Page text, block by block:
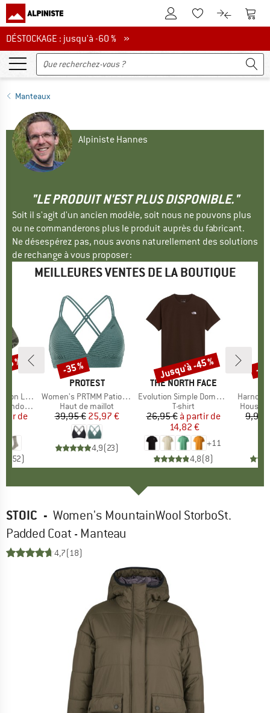
Vers le compte client
Vers la liste
Vers le
DÉSTOCKAGE : jusqu'à -60 %
DÉSTOCKAGE : jusqu'à -60 % »
Manteaux
Alpiniste Hannes
"LE PRODUIT N'EST PLUS DISPONIBLE."
Soit il s'agit d'un ancien modèle, soit nous ne pouvons plus
ou ne commanderons plus le produit auprès du fabricant.
Ne désespérez pas, nous avons naturellement des solutions
de rechange à vous proposer :
MEILLEURES VENTES DE LA BOUTIQUE
Socks
réduit
de
252)
%
MARQUE
PROTEST
Article
Women's PRTMM Patio Triangle
Product group
Haut de maillot
Prix
39,95 € Prix réduit
25,97 €
4,9(23)
Remise
-35 %
MARQUE
THE NORTH FACE
Article
Evolution Simple Dome Short Sleeve
Product group
T-shirt
Prix
26,95 € Prix réduit
à partir de
14,82 €
+11
4,8(8)
Remise
Jusqu'à -45 %
Article
Housse
9,95
-
STOIC - Women's MountainWool StorboSt.
Padded Coat - Manteau
4,7(18)